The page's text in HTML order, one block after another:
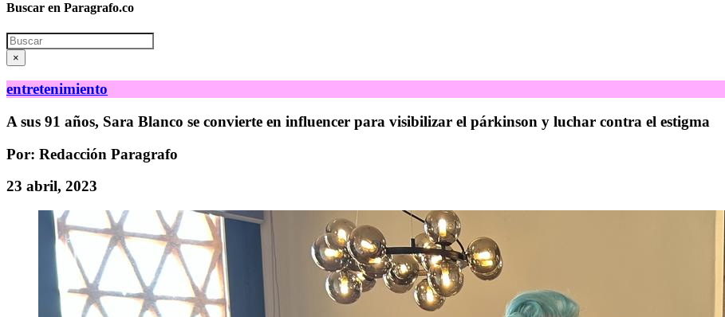
Buscar en Paragrafo.co
Search
×
entretenimiento
A sus 91 años, Sara Blanco se convierte en influencer para visibilizar el párkinson y luchar contra el estigma
Por: Redacción Paragrafo
23 abril, 2023